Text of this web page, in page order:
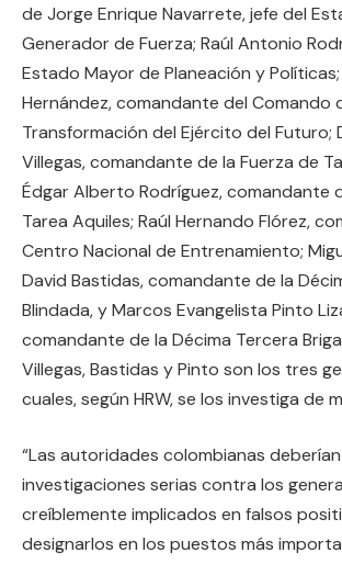
de Jorge Enrique Navarrete, jefe del
Generador de Fuerza; Raúl Antonio
Estado Mayor de Planeación y
Hernández, comandante del Comando
Transformación del Ejército del Futuro;
Villegas, comandante de la Fuerza de
Édgar Alberto Rodríguez, comandante
Tarea Aquiles; Raúl Hernando Flórez,
Centro Nacional de Entrenamiento;
David Bastidas, comandante de la
Blindada, y Marcos Evangelista Pinto
comandante de la Décima Tercera
Villegas, Bastidas y Pinto son los tres
cuales, según HRW, se los investiga de
“Las autoridades colombianas
investigaciones serias contra los
creíblemente implicados en falsos
designarlos en los puestos más